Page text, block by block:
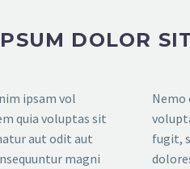
DOLOR
ipsam vol
quia voluptas sit
aut odit aut
magni
Nemo
fugit,